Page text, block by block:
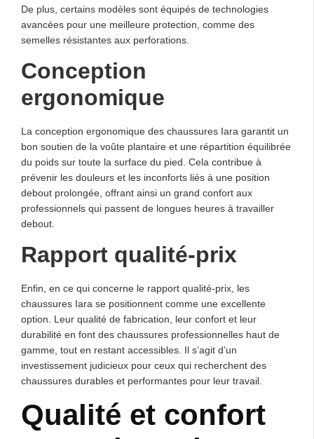
De plus, certains modèles sont équipés de technologies
avancées pour une meilleure protection, comme des
semelles résistantes aux perforations.
Conception
ergonomique
La conception ergonomique des chaussures Iara garantit un
bon soutien de la voûte plantaire et une répartition équilibrée
du poids sur toute la surface du pied. Cela contribue à
prévenir les douleurs et les inconforts liés à une position
debout prolongée, offrant ainsi un grand confort aux
professionnels qui passent de longues heures à travailler
debout.
Rapport qualité-prix
Enfin, en ce qui concerne le rapport qualité-prix, les
chaussures Iara se positionnent comme une excellente
option. Leur qualité de fabrication, leur confort et leur
durabilité en font des chaussures professionnelles haut de
gamme, tout en restant accessibles. Il s’agit d’un
investissement judicieux pour ceux qui recherchent des
chaussures durables et performantes pour leur travail.
Qualité et confort